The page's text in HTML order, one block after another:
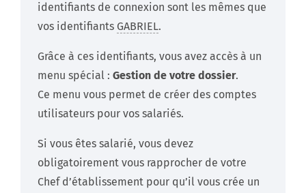
identifiants de connexion sont les mêmes que
vos identifiants GABRIEL.
Grâce à ces identifiants, vous avez accès à un
menu spécial : Gestion de votre dossier.
Ce menu vous permet de créer des comptes
utilisateurs pour vos salariés.
Si vous êtes salarié, vous devez
obligatoirement vous rapprocher de votre
Chef d’établissement pour qu’il vous crée un